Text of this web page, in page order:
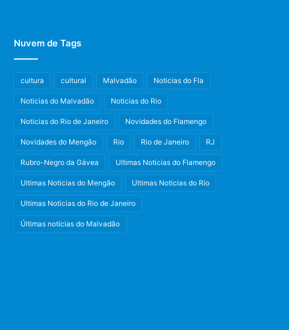
Nuvem de Tags
cultura cultural Malvadão Noticias do Fla
Noticias do Malvadão Noticias do Rio
Noticias do Rio de Janeiro Novidades do Flamengo
Novidades do Mengão Rio Rio de Janeiro RJ
Rubro-Negro da Gávea Ultimas Noticias do Flamengo
Ultimas Noticias do Mengão Ultimas Noticias do Rio
Ultimas Noticias do Rio de Janeiro
Últimas notícias do Malvadão